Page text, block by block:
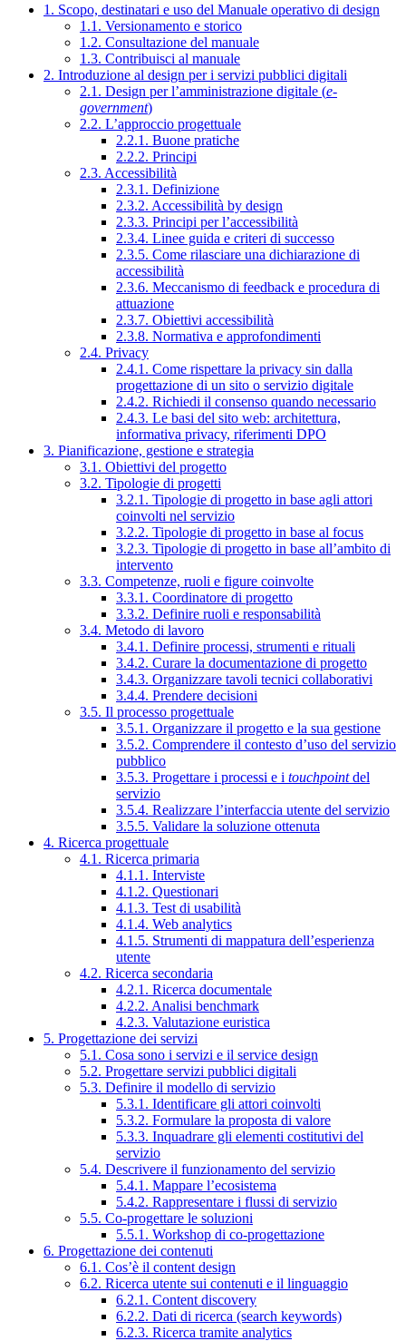
1. Scopo, destinatari e uso del Manuale operativo di design
1.1. Versionamento e storico
1.2. Consultazione del manuale
1.3. Contribuisci al manuale
2. Introduzione al design per i servizi pubblici digitali
2.1. Design per l’amministrazione digitale (e-
government)
2.2. L’approccio progettuale
2.2.1. Buone pratiche
2.2.2. Principi
2.3. Accessibilità
2.3.1. Definizione
2.3.2. Accessibilità by design
2.3.3. Principi per l’accessibilità
2.3.4. Linee guida e criteri di successo
2.3.5. Come rilasciare una dichiarazione di
accessibilità
2.3.6. Meccanismo di feedback e procedura di
attuazione
2.3.7. Obiettivi accessibilità
2.3.8. Normativa e approfondimenti
2.4. Privacy
2.4.1. Come rispettare la privacy sin dalla
progettazione di un sito o servizio digitale
2.4.2. Richiedi il consenso quando necessario
2.4.3. Le basi del sito web: architettura,
informativa privacy, riferimenti DPO
3. Pianificazione, gestione e strategia
3.1. Obiettivi del progetto
3.2. Tipologie di progetti
3.2.1. Tipologie di progetto in base agli attori
coinvolti nel servizio
3.2.2. Tipologie di progetto in base al focus
3.2.3. Tipologie di progetto in base all’ambito di
intervento
3.3. Competenze, ruoli e figure coinvolte
3.3.1. Coordinatore di progetto
3.3.2. Definire ruoli e responsabilità
3.4. Metodo di lavoro
3.4.1. Definire processi, strumenti e rituali
3.4.2. Curare la documentazione di progetto
3.4.3. Organizzare tavoli tecnici collaborativi
3.4.4. Prendere decisioni
3.5. Il processo progettuale
3.5.1. Organizzare il progetto e la sua gestione
3.5.2. Comprendere il contesto d’uso del servizio
pubblico
3.5.3. Progettare i processi e i touchpointdel
servizio
3.5.4. Realizzare l’interfaccia utente del servizio
3.5.5. Validare la soluzione ottenuta
4. Ricerca progettuale
4.1. Ricerca primaria
4.1.1. Interviste
4.1.2. Questionari
4.1.3. Test di usabilità
4.1.4. Web analytics
4.1.5. Strumenti di mappatura dell’esperienza
utente
4.2. Ricerca secondaria
4.2.1. Ricerca documentale
4.2.2. Analisi benchmark
4.2.3. Valutazione euristica
5. Progettazione dei servizi
5.1. Cosa sono i servizi e il service design
5.2. Progettare servizi pubblici digitali
5.3. Definire il modello di servizio
5.3.1. Identificare gli attori coinvolti
5.3.2. Formulare la proposta di valore
5.3.3. Inquadrare gli elementi costitutivi del
servizio
5.4. Descrivere il funzionamento del servizio
5.4.1. Mappare l’ecosistema
5.4.2. Rappresentare i flussi di servizio
5.5. Co-progettare le soluzioni
5.5.1. Workshop di co-progettazione
6. Progettazione dei contenuti
6.1. Cos’è il content design
6.2. Ricerca utente sui contenuti e il linguaggio
6.2.1. Content discovery
6.2.2. Dati di ricerca (search keywords)
6.2.3. Ricerca tramite analytics